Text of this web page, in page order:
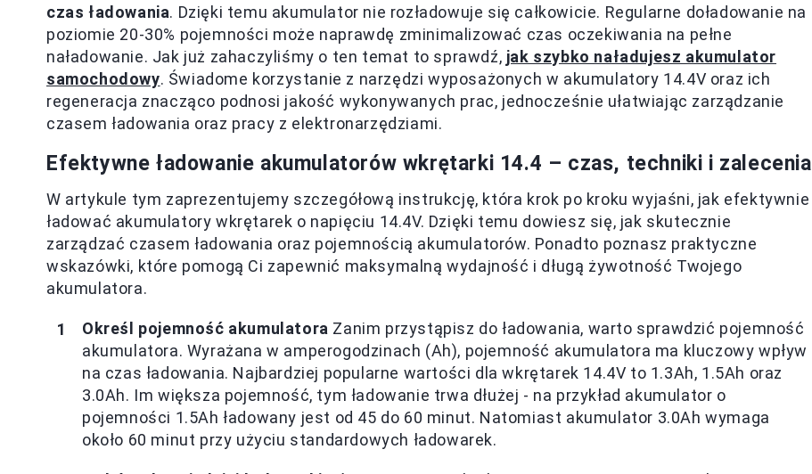
czas ładowania. Dzięki temu akumulator nie rozładowuje się całkowicie. Regularne doładowanie na
poziomie 20-30% pojemności może naprawdę zminimalizować czas oczekiwania na pełne
naładowanie. Jak już zahaczyliśmy o ten temat to sprawdź, jak szybko naładujesz akumulator
samochodowy. Świadome korzystanie z narzędzi wyposażonych w akumulatory 14.4V oraz ich
regeneracja znacząco podnosi jakość wykonywanych prac, jednocześnie ułatwiając zarządzanie
czasem ładowania oraz pracy z elektronarzędziami.
Efektywne ładowanie akumulatorów wkrętarki 14.4 – czas, techniki i zalecenia
W artykule tym zaprezentujemy szczegółową instrukcję, która krok po kroku wyjaśni, jak efektywnie
ładować akumulatory wkrętarek o napięciu 14.4V. Dzięki temu dowiesz się, jak skutecznie
zarządzać czasem ładowania oraz pojemnością akumulatorów. Ponadto poznasz praktyczne
wskazówki, które pomogą Ci zapewnić maksymalną wydajność i długą żywotność Twojego
akumulatora.
Określ pojemność akumulatora Zanim przystąpisz do ładowania, warto sprawdzić pojemność
akumulatora. Wyrażana w amperogodzinach (Ah), pojemność akumulatora ma kluczowy wpływ
na czas ładowania. Najbardziej popularne wartości dla wkrętarek 14.4V to 1.3Ah, 1.5Ah oraz
3.0Ah. Im większa pojemność, tym ładowanie trwa dłużej - na przykład akumulator o
pojemności 1.5Ah ładowany jest od 45 do 60 minut. Natomiast akumulator 3.0Ah wymaga
około 60 minut przy użyciu standardowych ładowarek.